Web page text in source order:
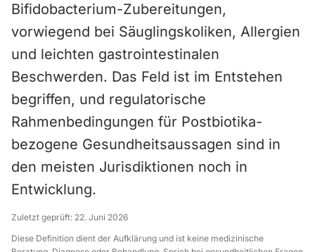
Bifidobacterium-Zubereitungen,
vorwiegend bei Säuglingskoliken, Allergien
und leichten gastrointestinalen
Beschwerden. Das Feld ist im Entstehen
begriffen, und regulatorische
Rahmenbedingungen für Postbiotika-
bezogene Gesundheitsaussagen sind in
den meisten Jurisdiktionen noch in
Entwicklung.
Zuletzt geprüft: 22. Juni 2026
Diese Definition dient der Aufklärung und ist keine medizinische